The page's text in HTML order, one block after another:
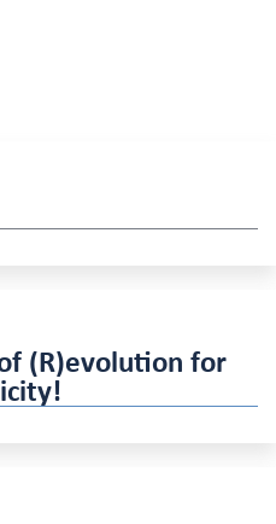
(R)evolution for